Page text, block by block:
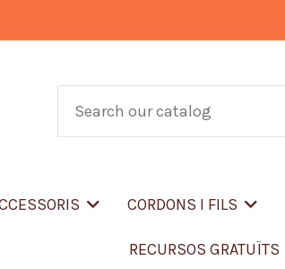
CORDONS I FILS
RECURSOS GRATUÏTS